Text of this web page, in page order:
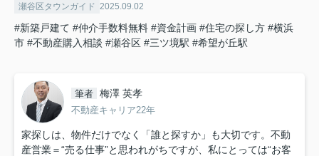
瀬谷区タウンガイド 2025.09.02
#新築戸建て #仲介手数料無料 #資金計画 #住宅の探し方 #横浜
市 #不動産購入相談 #瀬谷区 #三ツ境駅 #希望が丘駅
筆者 梅澤 英孝
不動産キャリア22年
家探しは、物件だけでなく「誰と探すか」も大切です。不動
産営業＝“売る仕事”と思われがちですが、私にとっては“お客